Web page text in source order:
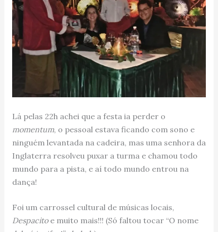
Lá pelas 22h achei que a festa ia perder o
momentum, o pessoal estava ficando com sono e
ninguém levantada na cadeira, mas uma senhora da
Inglaterra resolveu puxar a turma e chamou todo
mundo para a pista, e aí todo mundo entrou na
dança!
Foi um carrossel cultural de músicas locais,
Despacitoe muito mais!!! (Só faltou tocar “O nome